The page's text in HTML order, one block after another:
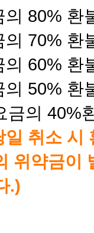
의 80% 환
의 70% 환
의 60% 환
의 50% 환
금의 40%
취소 시
위약금이
.)